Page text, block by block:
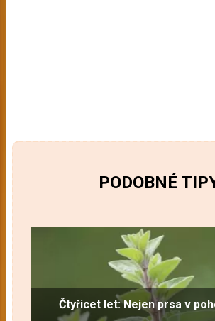
PODOBNÉ
Čtyřicet let: Nejen prsa v